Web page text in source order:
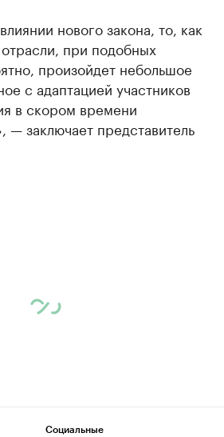
нового закона, то, как
при подобных
произойдет небольшое
с адаптацией участников
в скором времени
— заключает представитель
Социальные